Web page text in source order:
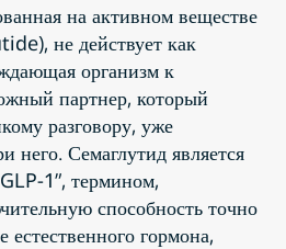
на активном веществе
не действует как
организм к
партнер, который
разговору, уже
него. Семаглутид является
1”, термином,
способность точно
естественного гормона,